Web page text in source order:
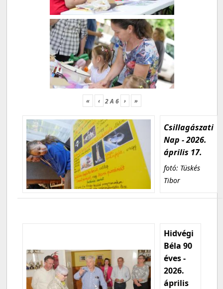
« ‹ 2A 6 › »
Csillagászati
Nap - 2026.
április 17.
fotó: Tüskés
Tibor
Hidvégi
Béla 90
éves -
2026.
április